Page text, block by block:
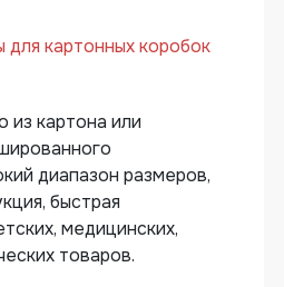
картонных коробок
из картона или
диапазон размеров,
быстрая
медицинских,
товаров.